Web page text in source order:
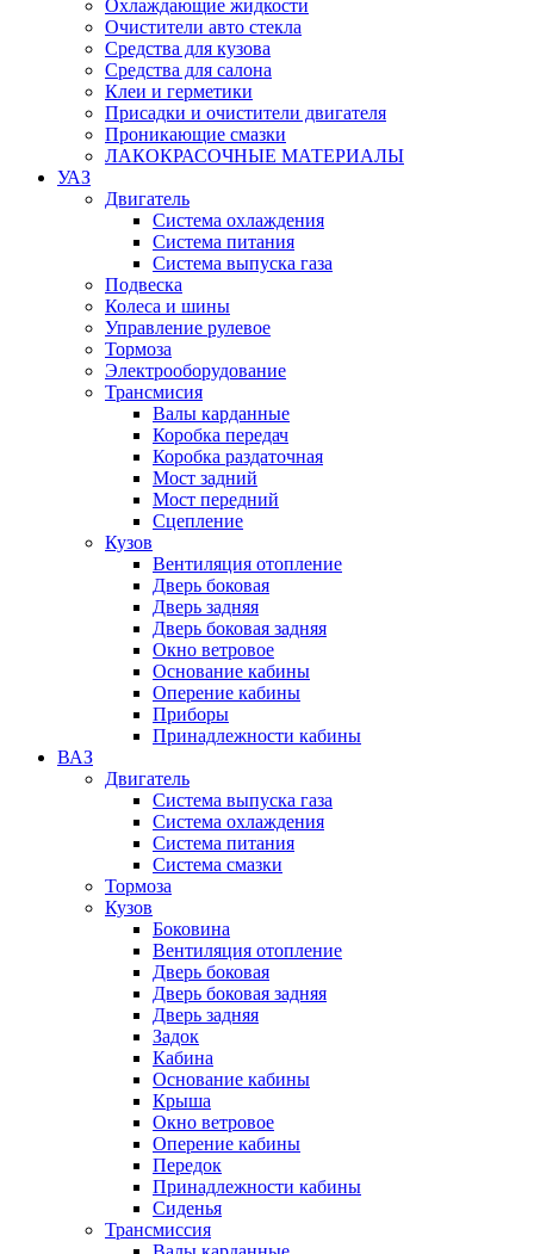
Охлаждающие жидкости
Очистители авто стекла
Средства для кузова
Средства для салона
Клеи и герметики
Присадки и очистители двигателя
Проникающие смазки
ЛАКОКРАСОЧНЫЕ МАТЕРИАЛЫ
УАЗ
Двигатель
Система охлаждения
Система питания
Система выпуска газа
Подвеска
Колеса и шины
Управление рулевое
Тормоза
Электрооборудование
Трансмисия
Валы карданные
Коробка передач
Коробка раздаточная
Мост задний
Мост передний
Сцепление
Кузов
Вентиляция отопление
Дверь боковая
Дверь задняя
Дверь боковая задняя
Окно ветровое
Основание кабины
Оперение кабины
Приборы
Принадлежности кабины
ВАЗ
Двигатель
Система выпуска газа
Система охлаждения
Система питания
Система смазки
Тормоза
Кузов
Боковина
Вентиляция отопление
Дверь боковая
Дверь боковая задняя
Дверь задняя
Задок
Кабина
Основание кабины
Крыша
Окно ветровое
Оперение кабины
Передок
Принадлежности кабины
Сиденья
Трансмиссия